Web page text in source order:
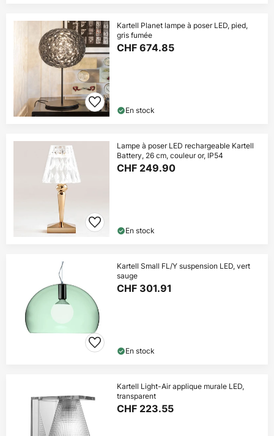
Kartell Planet lampe à poser LED, pied,
gris fumée
CHF 674.85
En stock
Lampe à poser LED rechargeable Kartell
Battery, 26 cm, couleur or, IP54
CHF 249.90
En stock
Kartell Small FL/Y suspension LED, vert
sauge
CHF 301.91
En stock
Kartell Light-Air applique murale LED,
transparent
CHF 223.55